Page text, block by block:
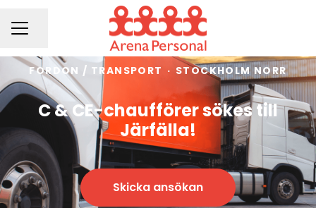
KARRIÄRMENY
Dela sidan
FORDON / TRANSPORT · STOCKHOLM NORR
C & CE-chaufförer sökes till
Järfälla!
Skicka ansökan